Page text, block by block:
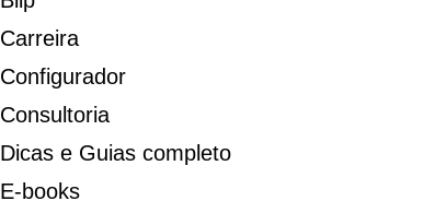
Carreira
Configurador
Consultoria
Dicas e Guias completo
E-books